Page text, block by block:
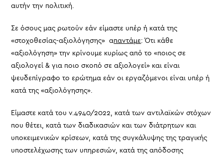
αυτήν την πολιτική.
Σε όσους μας ρωτούν εάν είμαστε υπέρ ή κατά της
«στοχοθεσίας-αξιολόγησης» απαντάμε: Ότι κάθε
«αξιολόγηση» την κρίνουμε κυρίως από το «ποιος σε
αξιολογεί & για ποιο σκοπό σε αξιολογεί» και είναι
ψευδεπίγραφο το ερώτημα εάν οι εργαζόμενοι είναι υπέρ ή
κατά της «αξιολόγησης».
Είμαστε κατά του ν.4940/2022, κατά των αντιλαϊκών στόχων
που θέτει, κατά των διαδικασιών και των διάτρητων και
υποκειμενικών κρίσεων, κατά της συγκάλυψης της τραγικής
υποστελέχωσης των υπηρεσιών, κατά της απόδοσης